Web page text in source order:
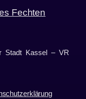
Fechten
Stadt Kassel – VR